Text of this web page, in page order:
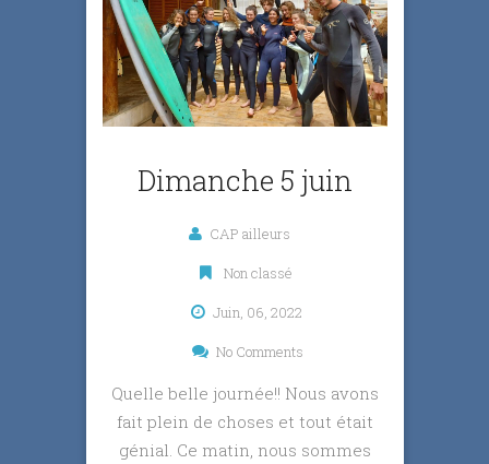
Dimanche 5 juin
CAP ailleurs
Non classé
Juin, 06, 2022
No Comments
Quelle belle journée!! Nous avons
fait plein de choses et tout était
génial. Ce matin, nous sommes